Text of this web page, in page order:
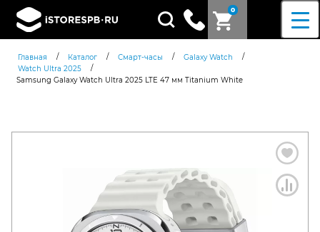
0
Поиск
товаров
Главная / Каталог / Смарт-часы / Galaxy Watch
/
Watch Ultra 2025
/
Samsung Galaxy Watch Ultra 2025 LTE 47 мм Titanium White